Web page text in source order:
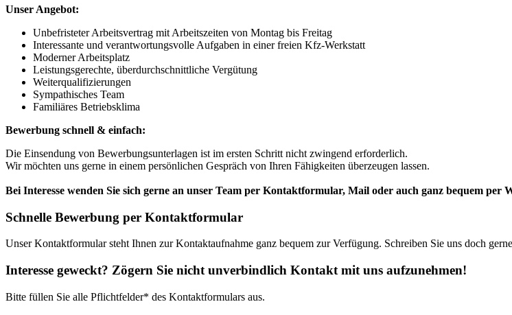
Unser Angebot:
Unbefristeter Arbeitsvertrag mit Arbeitszeiten von Montag bis Freitag
Interessante und verantwortungsvolle Aufgaben in einer freien Kfz-Werkstatt
Moderner Arbeitsplatz
Leistungsgerechte, überdurchschnittliche Vergütung
Weiterqualifizierungen
Sympathisches Team
Familiäres Betriebsklima
Bewerbung schnell & einfach:
Die Einsendung von Bewerbungsunterlagen ist im ersten Schritt nicht zwingend erforderlich.
Wir möchten uns gerne in einem persönlichen Gespräch von Ihren Fähigkeiten überzeugen lassen.
Bei Interesse wenden Sie sich gerne an unser Team per Kontaktformular, Mail oder auch ganz bequem per
Schnelle Bewerbung per Kontaktformular
Unser Kontaktformular steht Ihnen zur Kontaktaufnahme ganz bequem zur Verfügung. Schreiben Sie uns doch
Interesse geweckt? Zögern Sie nicht unverbindlich Kontakt mit uns aufzunehmen!
Bitte füllen Sie alle Pflichtfelder* des Kontaktformulars aus.